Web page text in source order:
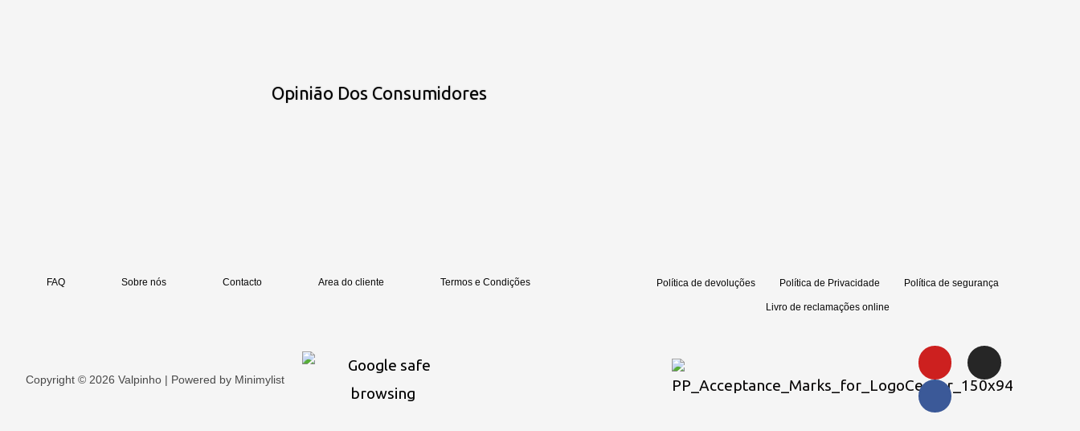
Opinião Dos Consumidores
FAQ Sobre nós Contacto Area do cliente Termos e Condições Política de devoluções Política de Privacidade Política de segurança
Livro de reclamações online
Copyright © 2026 Valpinho | Powered by Minimylist